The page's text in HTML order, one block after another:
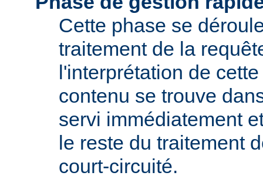
Cette phase se
traitement de la
l'interprétation de
contenu se trouve
servi immédiatement
le reste du traitement
court-circuité.